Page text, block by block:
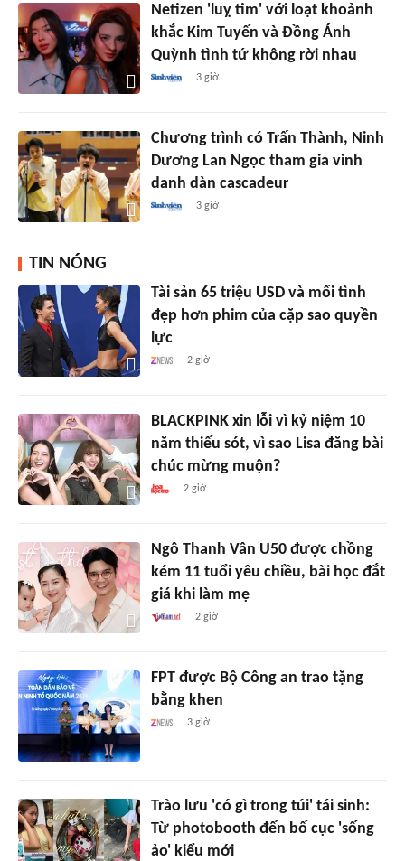
Netizen 'luỵ tim' với loạt khoảnh
khắc Kim Tuyến và Đồng Ánh
Quỳnh tình tứ không rời nhau
3 giờ
Chương trình có Trấn Thành, Ninh
Dương Lan Ngọc tham gia vinh
danh dàn cascadeur
3 giờ
TIN NÓNG
Tài sản 65 triệu USD và mối tình
đẹp hơn phim của cặp sao quyền
lực
2 giờ
BLACKPINK xin lỗi vì kỷ niệm 10
năm thiếu sót, vì sao Lisa đăng bài
chúc mừng muộn?
2 giờ
Ngô Thanh Vân U50 được chồng
kém 11 tuổi yêu chiều, bài học đắt
giá khi làm mẹ
2 giờ
FPT được Bộ Công an trao tặng
bằng khen
3 giờ
Trào lưu 'có gì trong túi' tái sinh:
Từ photobooth đến bố cục 'sống
ảo' kiểu mới